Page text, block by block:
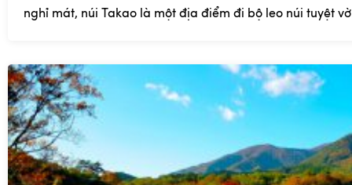
nghỉ mát, núi Takao là một địa điểm đi bộ leo núi tuyệt